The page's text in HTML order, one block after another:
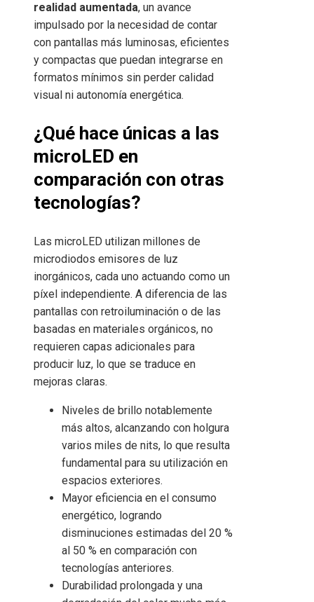
realidad aumentada, un avance
impulsado por la necesidad de contar
con pantallas más luminosas, eficientes
y compactas que puedan integrarse en
formatos mínimos sin perder calidad
visual ni autonomía energética.
¿Qué hace únicas a las
microLED en
comparación con otras
tecnologías?
Las microLED utilizan millones de
microdiodos emisores de luz
inorgánicos, cada uno actuando como un
píxel independiente. A diferencia de las
pantallas con retroiluminación o de las
basadas en materiales orgánicos, no
requieren capas adicionales para
producir luz, lo que se traduce en
mejoras claras.
Niveles de brillo notablemente
más altos, alcanzando con holgura
varios miles de nits, lo que resulta
fundamental para su utilización en
espacios exteriores.
Mayor eficiencia en el consumo
energético, logrando
disminuciones estimadas del 20 %
al 50 % en comparación con
tecnologías anteriores.
Durabilidad prolongada y una